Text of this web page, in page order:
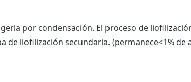
por condensación. El proceso de
liofilización secundaria. (permanece<1% de